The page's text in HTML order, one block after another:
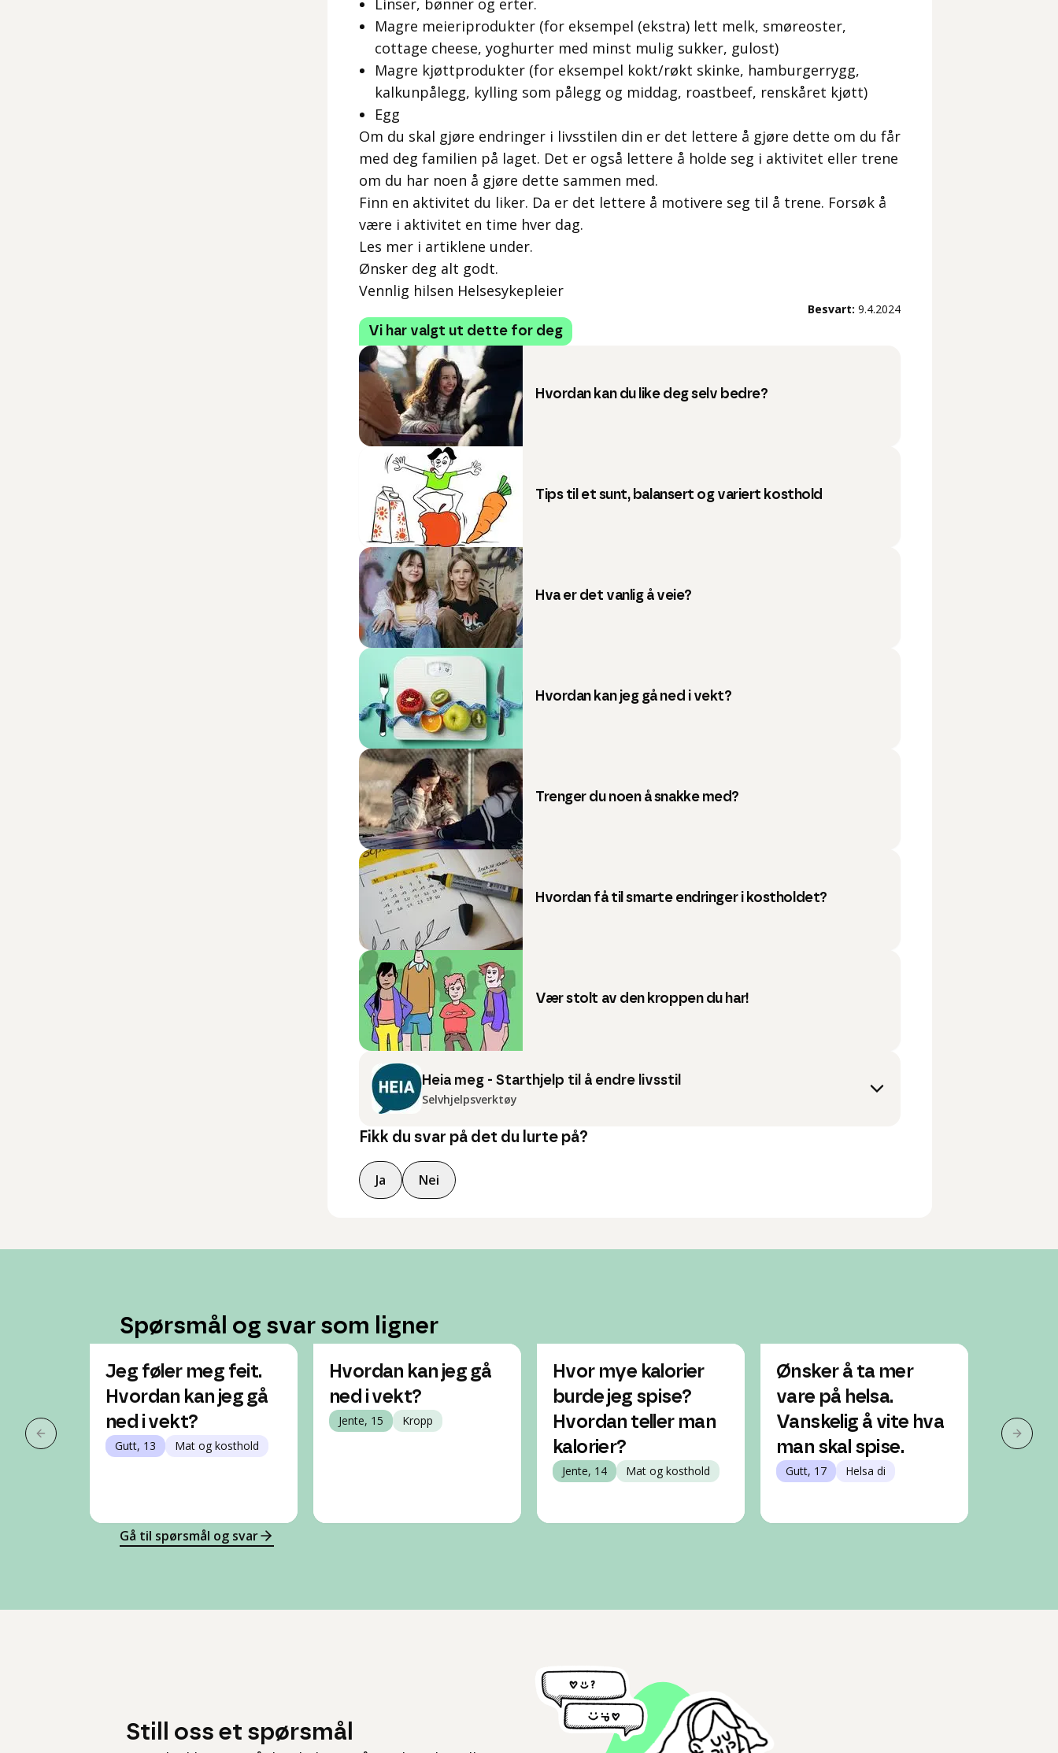
Linser, bønner og erter.
Magre meieriprodukter (for eksempel (ekstra) lett melk, smøreoster,
cottage cheese, yoghurter med minst mulig sukker, gulost)
Magre kjøttprodukter (for eksempel kokt/røkt skinke, hamburgerrygg,
kalkunpålegg, kylling som pålegg og middag, roastbeef, renskåret kjøtt)
Egg
Om du skal gjøre endringer i livsstilen din er det lettere å gjøre dette om du får
med deg familien på laget. Det er også lettere å holde seg i aktivitet eller trene
om du har noen å gjøre dette sammen med.
Finn en aktivitet du liker. Da er det lettere å motivere seg til å trene. Forsøk å
være i aktivitet en time hver dag.
Les mer i artiklene under.
Ønsker deg alt godt.
Vennlig hilsen Helsesykepleier
Besvart: 9.4.2024
Vi har valgt ut dette for deg
Hvordan kan du like deg selv bedre?
Tips til et sunt, balansert og variert kosthold
Hva er det vanlig å veie?
Hvordan kan jeg gå ned i vekt?
Trenger du noen å snakke med?
Hvordan få til smarte endringer i kostholdet?
Vær stolt av den kroppen du har!
Heia meg - Starthjelp til å endre livsstil
Selvhjelpsverktøy
Fikk du svar på det du lurte på?
Ja Nei
Spørsmål og svar som ligner
Forrige slide
Jeg føler meg feit.
Hvordan kan jeg gå
ned i vekt?
Gutt, 13 Mat og kosthold
Hvordan kan jeg gå
ned i vekt?
Jente, 15 Kropp
Hvor mye kalorier
burde jeg spise?
Hvordan teller man
kalorier?
Jente, 14 Mat og kosthold
Ønsker å ta mer
vare på helsa.
Vanskelig å vite hva
man skal spise.
Gutt, 17 Helsa di
Jente, 15
Neste
Gå til spørsmål og svar
Still oss et spørsmål